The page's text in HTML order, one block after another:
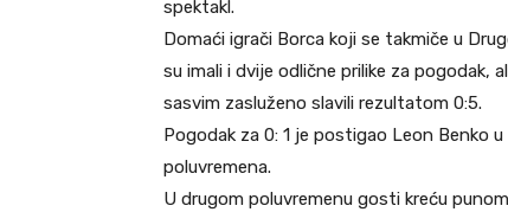
spektakl.
Domaći igrači Borca koji se takmiče u
su imali i dvije odlične prilike za pogodak,
sasvim zasluženo slavili rezultatom 0:5.
Pogodak za 0: 1 je postigao Leon Benko
poluvremena.
U drugom poluvremenu gosti kreću